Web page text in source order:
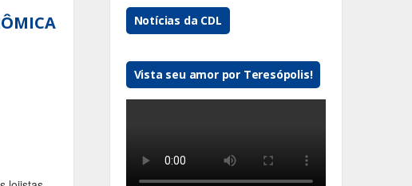
Notícias da CDL
Vista seu amor por Teresópolis!